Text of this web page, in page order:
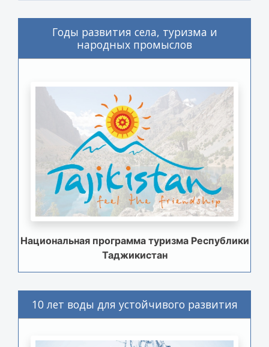
Годы развития села, туризма и
народных промыслов
Национальная программа туризма Республики
Таджикистан
10 лет воды для устойчивого развития